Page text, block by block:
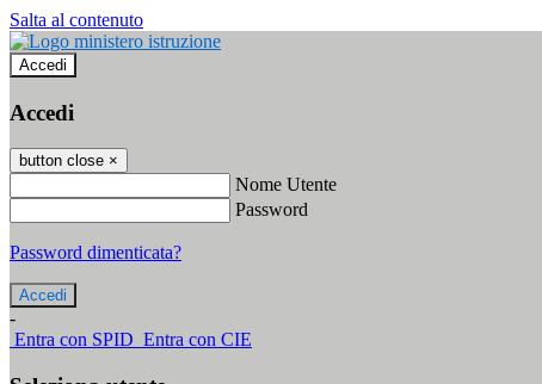
Salta al contenuto
Accedi
Accedi
button close ×
Nome Utente
Password
Password dimenticata?
-
Entra con SPID Entra con CIE